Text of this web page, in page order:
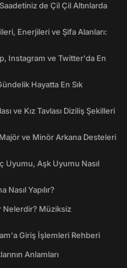
de Çil Çil Altınlarda
Enerjileri ve Şifa Alanları:
Instagram ve Twitter'da En
Hayatta En Sık
ve Kız Tavlası Diziliş Şekilleri
ve Minör Arkana Desteleri
Uyumu, Aşk Uyumu Nasıl
Yapılır?
Nelerdir? Müziksiz
Giriş İşlemleri Rehberi
Anlamları